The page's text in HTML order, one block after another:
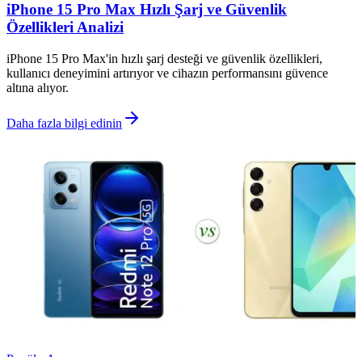
iPhone 15 Pro Max Hızlı Şarj ve Güvenlik
Özellikleri Analizi
iPhone 15 Pro Max'in hızlı şarj desteği ve güvenlik özellikleri,
kullanıcı deneyimini artırıyor ve cihazın performansını güvence
altına alıyor.
Daha fazla bilgi edinin